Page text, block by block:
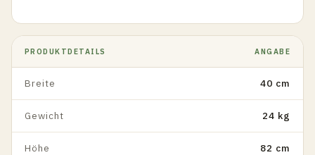
PRODUKTDETAILS ANGABE
Breite 40 cm
Gewicht 24 kg
Höhe 82 cm